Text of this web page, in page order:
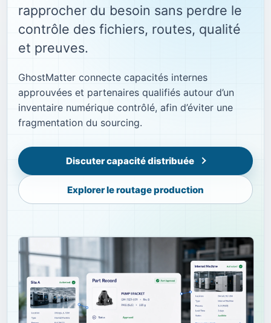
rapprocher du besoin sans perdre le
contrôle des fichiers, routes, qualité
et preuves.
GhostMatter connecte capacités internes
approuvées et partenaires qualifiés autour d’un
inventaire numérique contrôlé, afin d’éviter une
fragmentation du sourcing.
Discuter capacité distribuée
Explorer le routage production